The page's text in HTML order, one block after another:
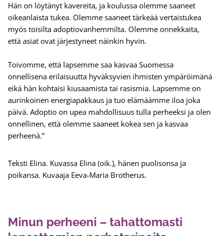
Hän on löytänyt kavereita, ja koulussa olemme saaneet
oikeanlaista tukea. Olemme saaneet tärkeää vertaistukea
myös toisilta adoptiovanhemmilta. Olemme onnekkaita,
että asiat ovat järjestyneet näinkin hyvin.
Toivomme, että lapsemme saa kasvaa Suomessa
onnellisena erilaisuutta hyväksyvien ihmisten ympäröimänä
eikä hän kohtaisi kiusaamista tai rasismia. Lapsemme on
aurinkoinen energiapakkaus ja tuo elämäämme iloa joka
päivä. Adoptio on upea mahdollisuus tulla perheeksi ja olen
onnellinen, että olemme saaneet kokea sen ja kasvaa
perheenä.”
Teksti Elina. Kuvassa Elina (oik.), hänen puolisonsa ja
poikansa. Kuvaaja Eeva-Maria Brotherus.
Minun perheeni – tahattomasti